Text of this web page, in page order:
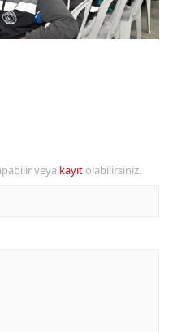
veya kayıt olabilirsiniz.